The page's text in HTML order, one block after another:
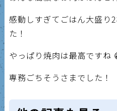
感動しすぎてごはん大盛り
た！
やっぱり焼肉は最高ですね
専務ごちそうさまでした！